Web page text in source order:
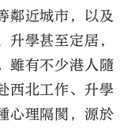
鄰近城市，以及
學甚至定居，
雖有不少港人隨
西北工作、升學
心理隔閡，源於